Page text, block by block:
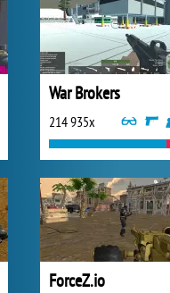
War Brokers
214 935x
ForceZ.io